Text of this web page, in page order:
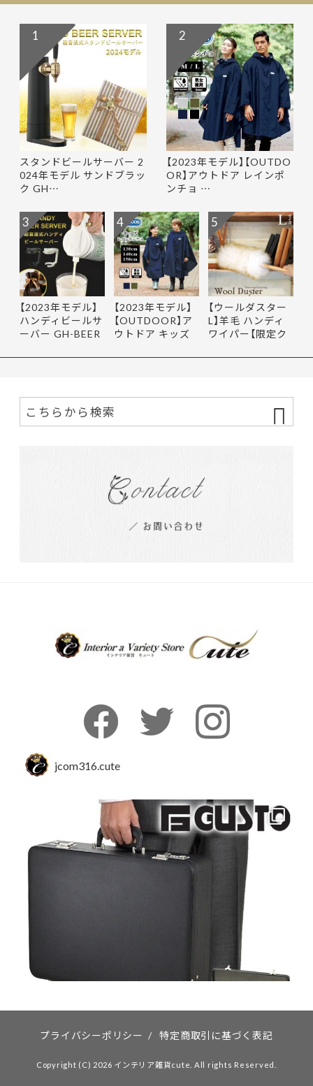
スタンドビールサーバー 2
024年モデル サンドブラッ
ク GH…
1
【2023年モデル】【OUTDO
OR】アウトドア レインポ
ンチョ …
2
【2023年モデル】
ハンディビールサ
ーバー GH-BEER
3
【2023年モデル】
【OUTDOOR】ア
ウトドア キッズ
4
【ウールダスター
L】羊毛 ハンディ
ワイパー【限定ク
5
jcom316.cute
プライバシーポリシー / 特定商取引に基づく表記
Copyright (C) 2026 インテリア雑貨cute. All rights Reserved.